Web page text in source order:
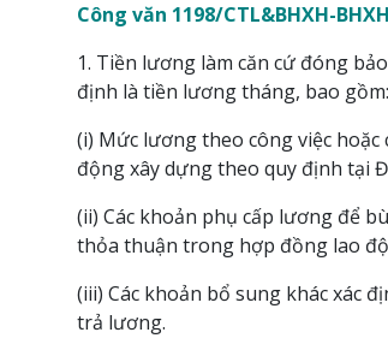
Công văn 1198/CTL&BHXH-
1. Tiền lương làm căn cứ đóng
định là tiền lương tháng, bao gồm:
(i) Mức lương theo công việc
động xây dựng theo quy định tại
(ii) Các khoản phụ cấp lương để
thỏa thuận trong hợp đồng lao
(iii) Các khoản bổ sung khác xác
trả lương.